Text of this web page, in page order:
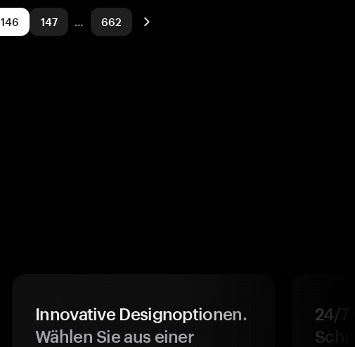
146 147 … 662
Innovative Designoptionen.
Wählen Sie aus einer
24/7